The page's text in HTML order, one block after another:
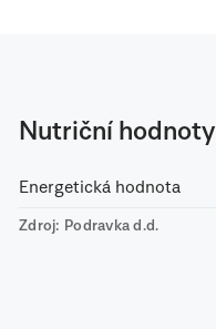
Nutriční hodnoty
Energetická hodnota
Zdroj: Podravka d.d.